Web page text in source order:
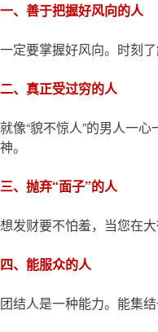
一、善于把握好风向的人
一定要掌握好风向。时刻
二、真正受过穷的人
就像“貌不惊人”的男人一
神。
三、抛弃“面子”的人
想发财要不怕羞，当您在
四、能服众的人
团结人是一种能力。能集